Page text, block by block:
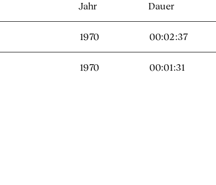
Jahr Dauer
1970 00:02:37
1970 00:01:31